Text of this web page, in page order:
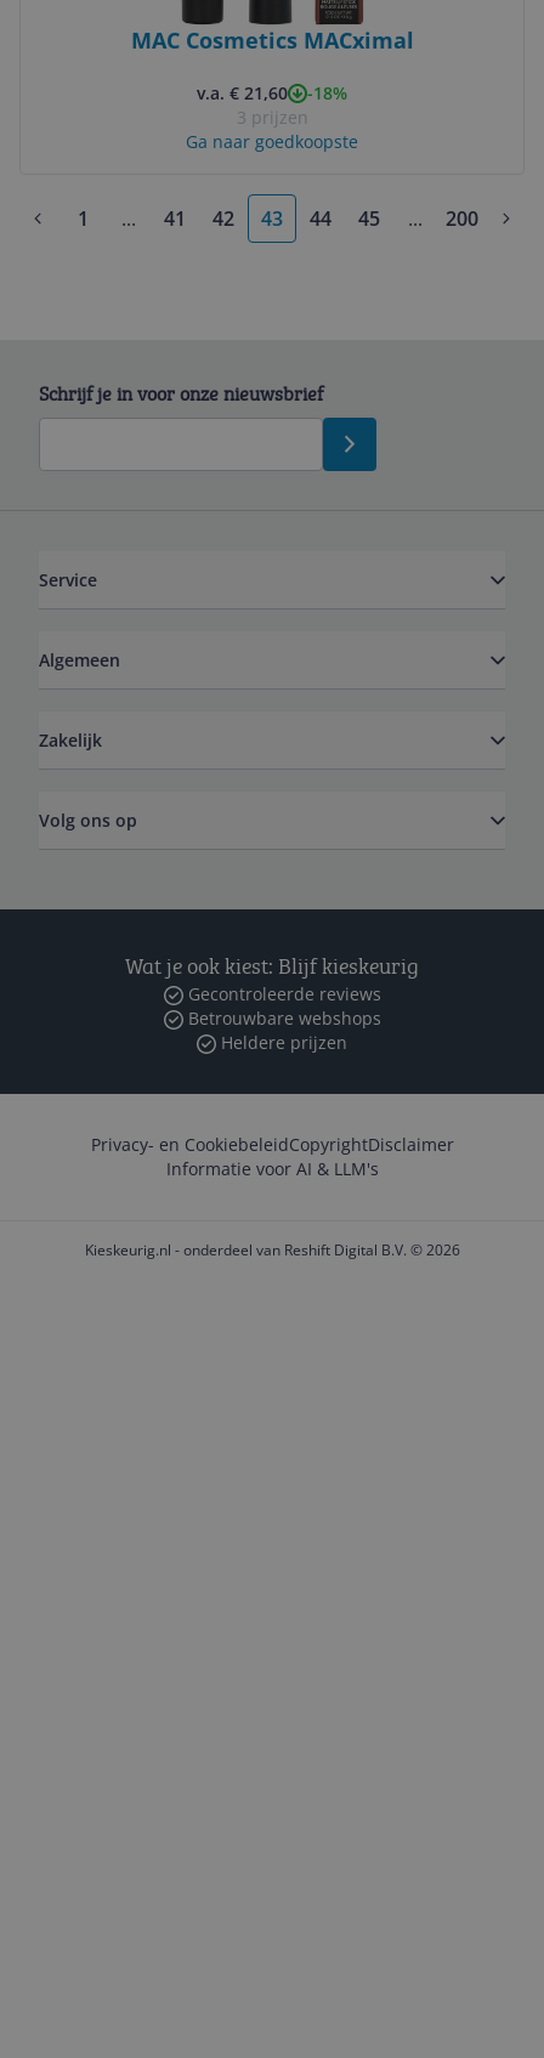
MAC Cosmetics MACximal
v.a. € 21,60
-18%
3 prijzen
Ga naar goedkoopste
1 ...More pages
41 42 43 44 45 ...More pages
200
Schrijf je in voor onze nieuwsbrief
Service
Algemeen
Zakelijk
Volg ons op
Wat je ook kiest: Blijf kieskeurig
Gecontroleerde reviews
Betrouwbare webshops
Heldere prijzen
Privacy- en CookiebeleidCopyrightDisclaimer
Informatie voor AI & LLM's
Kieskeurig.nl - onderdeel van Reshift Digital B.V. © 2026